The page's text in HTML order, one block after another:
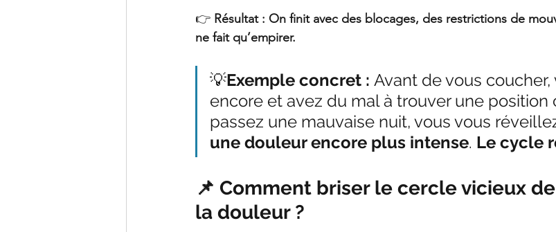
👉 Résultat : On finit avec des blocages, des restrictions de
ne fait qu’empirer.
💡Exemple concret : Avant de vous coucher,
encore et avez du mal à trouver une position
passez une mauvaise nuit, vous vous
une douleur encore plus intense. Le cycle
📌 Comment briser le cercle vicieux
la douleur ?